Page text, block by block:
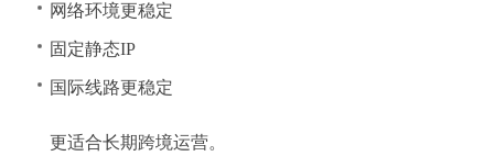
网络环境更稳定
固定静态IP
国际线路更稳定
更适合长期跨境运营。